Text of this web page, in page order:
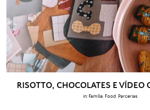
RISOTTO, CHOCOLATES E VÍDEO
in: Família Food Parcerias